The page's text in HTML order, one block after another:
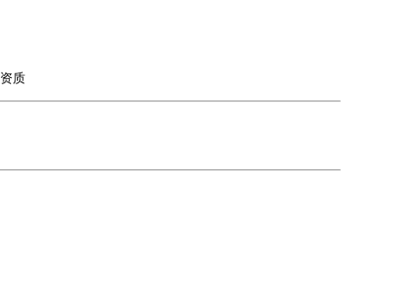
质